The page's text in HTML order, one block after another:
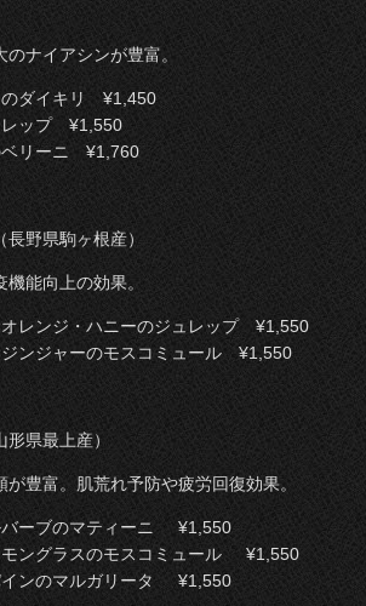
ナイアシンが豊富。
のダイキリ ¥1,450
レップ ¥1,550
ベリーニ ¥1,760
野県駒ヶ根産）
能向上の効果。
オレンジ・ハニーのジュレップ ¥1,550
ジンジャーのモスコミュール ¥1,550
県最上産）
が豊富。肌荒れ予防や疲労回復効果。
バーブのマティーニ ¥1,550
モングラスのモスコミュール ¥1,550
インのマルガリータ ¥1,550